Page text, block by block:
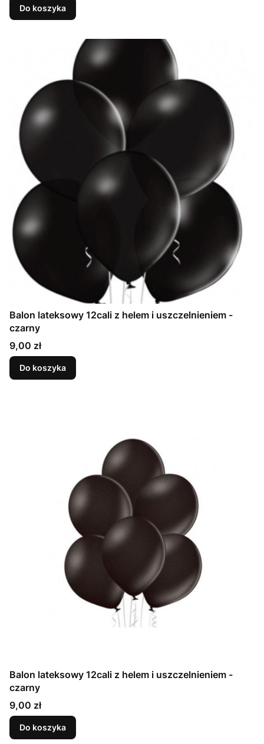
Do koszyka
Balon lateksowy 12cali z helem i uszczelnieniem -
czarny
Cena
9,00 zł
Do koszyka
Balon lateksowy 12cali z helem i uszczelnieniem -
czarny
Cena
9,00 zł
Do koszyka